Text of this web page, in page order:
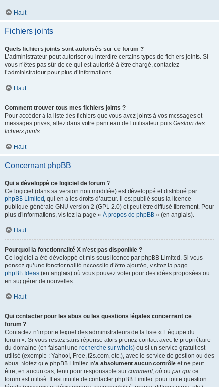
Haut
Fichiers joints
Quels fichiers joints sont autorisés sur ce forum ?
L’administrateur peut autoriser ou interdire certains types de fichiers joints. Si
vous n’êtes pas sûr de ce qui est autorisé à être chargé, contactez
l’administrateur pour plus d’informations.
Haut
Comment trouver tous mes fichiers joints ?
Pour accéder à la liste des fichiers que vous avez joints à vos messages et
messages privés, allez dans votre panneau de l’utilisateur puis Gestion des
fichiers joints.
Haut
Concernant phpBB
Qui a développé ce logiciel de forum ?
Ce logiciel (dans sa version non modifiée) est développé et distribué par
phpBB Limited , qui en a les droits d’auteur. Il est publié sous la licence
publique générale GNU version 2 (GPL-2.0) et peut être diffusé librement. Pour
plus d’informations, visitez la page « À propos de phpBB » (en anglais).
Haut
Pourquoi la fonctionnalité X n’est pas disponible ?
Ce logiciel a été développé et mis sous licence par phpBB Limited. Si vous
pensez qu’une fonctionnalité nécessite d’être ajoutée, visitez la page
phpBB Ideas (en anglais) où vous pouvez voter pour des idées proposées ou
en suggérer de nouvelles.
Haut
Qui contacter pour les abus ou les questions légales concernant ce
forum ?
Contactez n’importe lequel des administrateurs de la liste « L’équipe du
forum ». Si vous restez sans réponse alors prenez contact avec le propriétaire
du domaine (en faisant une recherche sur whois) ou si un service gratuit est
utilisé (exemple : Yahoo!, Free, f2s.com, etc.), avec le service de gestion ou des
abus. Notez que phpBB Limited n’a absolument aucun contrôle et ne peut
être, en aucun cas, tenu pour responsable sur comment, où ou par qui ce
forum est utilisé. Il est inutile de contacter phpBB Limited pour toute question